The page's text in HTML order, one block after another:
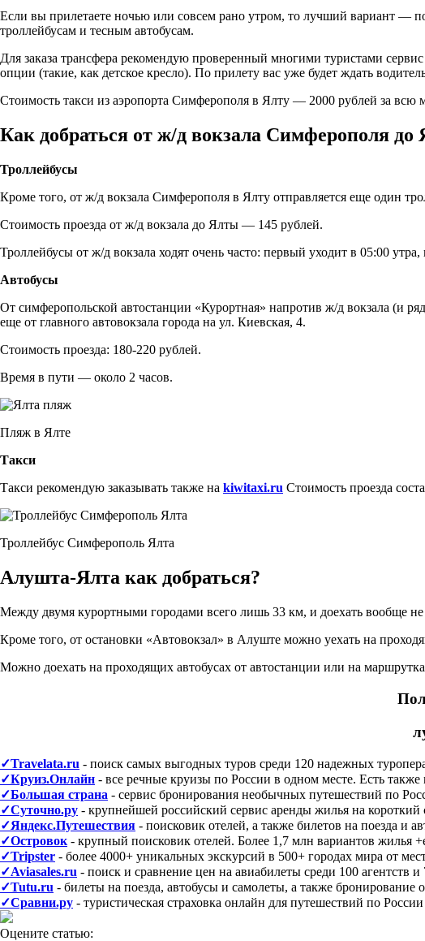
Если вы прилетаете ночью или совсем рано утром, то лучший вариант —
троллейбусам и тесным автобусам.
Для заказа трансфера рекомендую проверенный многими туристами сервис
опции (такие, как детское кресло). По прилету вас уже будет ждать
Стоимость такси из аэропорта Симферополя в Ялту — 2000 рублей за всю
Как добраться от ж/д вокзала Симферополя до
Троллейбусы
Кроме того, от ж/д вокзала Симферополя в Ялту отправляется еще один
Стоимость проезда от ж/д вокзала до Ялты — 145 рублей.
Троллейбусы от ж/д вокзала ходят очень часто: первый уходит в 05:00
Автобусы
От симферопольской автостанции «Курортная» напротив ж/д вокзала (и
еще от главного автовокзала города на ул. Киевская, 4.
Стоимость проезда: 180-220 рублей.
Время в пути — около 2 часов.
Пляж в Ялте
Такси
Такси рекомендую заказывать также на kiwitaxi.ru Стоимость проезда
Троллейбус Симферополь Ялта
Алушта-Ялта как добраться?
Между двумя курортными городами всего лишь 33 км, и доехать вообще
Кроме того, от остановки «Автовокзал» в Алуште можно уехать на
Можно доехать на проходящих автобусах от автостанции или на
✓Travelata.ru - поиск самых выгодных туров среди 120 надежных
✓Круиз.Онлайн - все речные круизы по России в одном месте. Есть
✓Большая страна - сервис бронирования необычных путешествий по
✓Суточно.ру - крупнейшей российский сервис аренды жилья на
✓Яндекс.Путешествия - поисковик отелей, а также билетов на поезда
✓Островок - крупный поисковик отелей. Более 1,7 млн вариантов жилья
✓Tripster - более 4000+ уникальных экскурсий в 500+ городах мира от
✓Aviasales.ru - поиск и сравнение цен на авиабилеты среди 100 агентств
✓Tutu.ru - билеты на поезда, автобусы и самолеты, а также
✓Сравни.ру - туристическая страховка онлайн для путешествий по
Оцените статью: